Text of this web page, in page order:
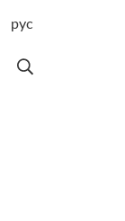
рус